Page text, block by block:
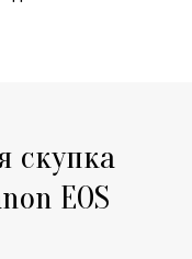
скупка
EOS